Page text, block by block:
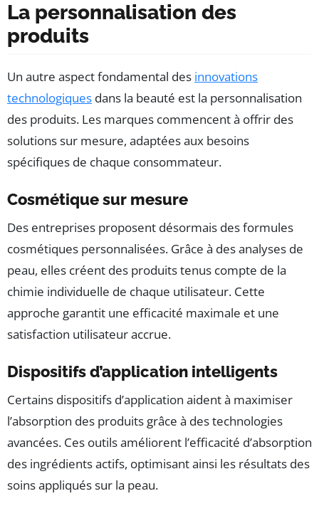
La personnalisation des
produits
Un autre aspect fondamental des innovations
technologiques dans la beauté est la personnalisation
des produits. Les marques commencent à offrir des
solutions sur mesure, adaptées aux besoins
spécifiques de chaque consommateur.
Cosmétique sur mesure
Des entreprises proposent désormais des formules
cosmétiques personnalisées. Grâce à des analyses de
peau, elles créent des produits tenus compte de la
chimie individuelle de chaque utilisateur. Cette
approche garantit une efficacité maximale et une
satisfaction utilisateur accrue.
Dispositifs d’application intelligents
Certains dispositifs d’application aident à maximiser
l’absorption des produits grâce à des technologies
avancées. Ces outils améliorent l’efficacité d’absorption
des ingrédients actifs, optimisant ainsi les résultats des
soins appliqués sur la peau.